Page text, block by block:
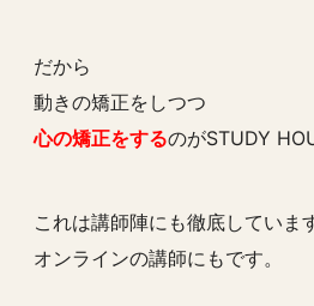
だから
動きの矯正をしつつ
心の矯正をするのがSTUDY
これは講師陣にも徹底していま
オンラインの講師にもです。